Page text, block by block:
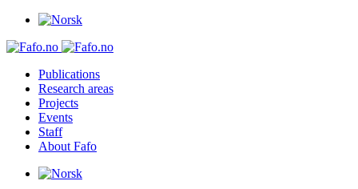
Publications
Research areas
Projects
Events
Staff
About Fafo